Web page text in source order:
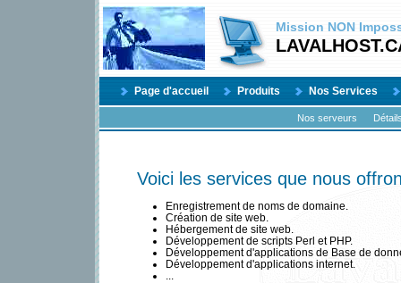
Mission NON
Page d'accueil Produits Nos Services
Nos serveurs
Voici les services que nous
Enregistrement de noms de domaine.
Création de site web.
Hébergement de site web.
Développement de scripts Perl et PHP.
Développement d'applications de Base de
Développement d'applications internet.
...